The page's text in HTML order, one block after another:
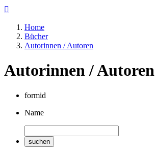

Home
Bücher
Autorinnen / Autoren
Autorinnen / Autoren
formid
Name
suchen